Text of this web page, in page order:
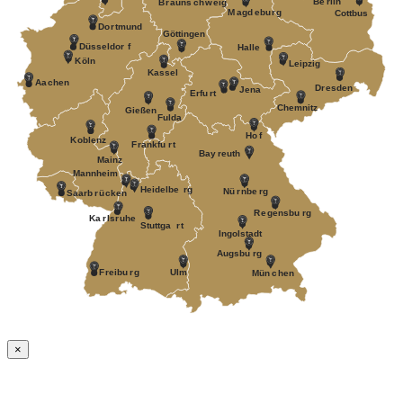
Ulm Mün chen
Nürnbe rg
Augsbu rg
Ingolstadt
Regensbu rg
Stuttga
rt
Freibu rg
Karlsruhe
Mannheim
Mainz
Koblenz Frankfu rt
Heidelbe rg
Jena
Erfu rt
Chemnitz
Dresden
Leipzig
Halle
Magdeburg
Göttingen
Kassel
Köln
Düsseldor f
Dortmund
Fulda
Saarb rücken
Bayreuth
Cottbus
Aachen
Ho f
Gießen
×